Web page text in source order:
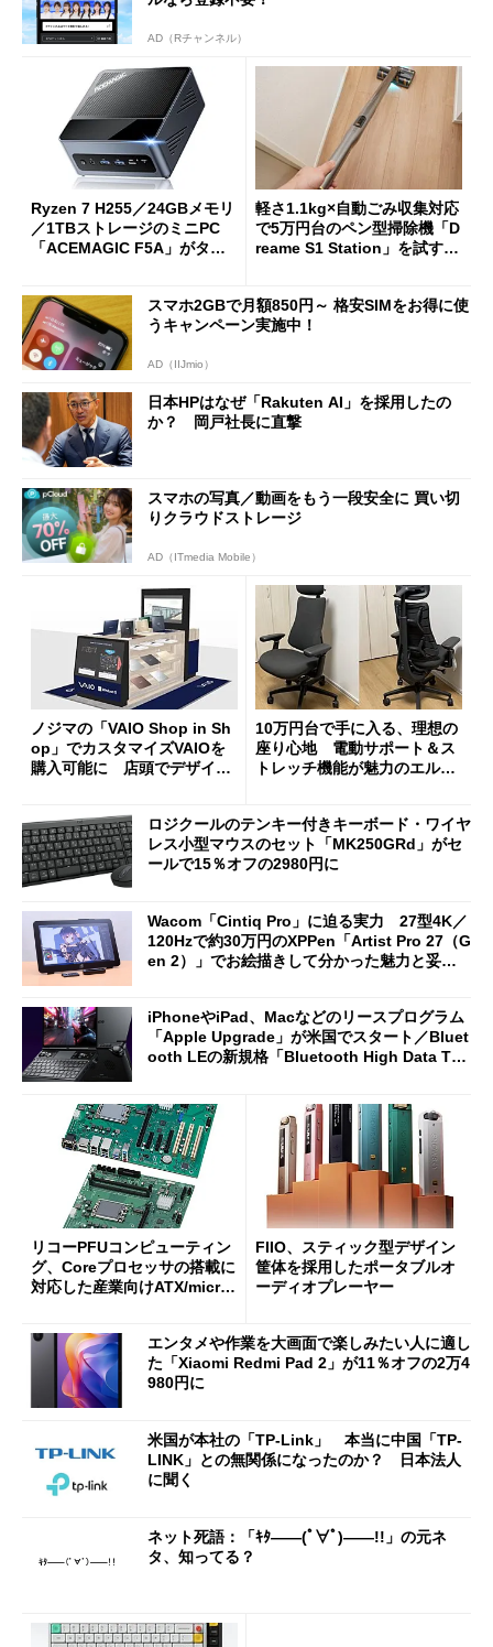
AD（Rチャンネル）
Ryzen 7 H255／24GBメモリ
／1TBストレージのミニPC
「ACEMAGIC F5A」がタイ
軽さ1.1kg×自動ごみ収集対応
で5万円台のペン型掃除機「D
reame S1 Station」を試す
スマホ2GBで月額850円～ 格安SIMをお得に使
うキャンペーン実施中！
AD（IIJmio）
日本HPはなぜ「Rakuten AI」を採用したの
か？ 岡戸社長に直撃
スマホの写真／動画をもう一段安全に 買い切
りクラウドストレージ
AD（ITmedia Mobile）
ノジマの「VAIO Shop in Sh
op」でカスタマイズVAIOを
購入可能に 店頭でデザイン
10万円台で手に入る、理想の
座り心地 電動サポート＆ス
トレッチ機能が魅力のエルゴ
ロジクールのテンキー付きキーボード・ワイヤ
レス小型マウスのセット「MK250GRd」がセ
ールで15％オフの2980円に
Wacom「Cintiq Pro」に迫る実力 27型4K／
120Hzで約30万円のXPPen「Artist Pro 27（G
en 2）」でお絵描きして分かった魅力と妥協
iPhoneやiPad、Macなどのリースプログラム
「Apple Upgrade」が米国でスタート／Bluet
ooth LEの新規格「Bluetooth High Data Thr
リコーPFUコンピューティン
グ、Coreプロセッサの搭載に
対応した産業向けATX/micro
FIIO、スティック型デザイン
筐体を採用したポータブルオ
ーディオプレーヤー
エンタメや作業を大画面で楽しみたい人に適し
た「Xiaomi Redmi Pad 2」が11％オフの2万4
980円に
米国が本社の「TP-Link」 本当に中国「TP-
LINK」との無関係になったのか？ 日本法人
に聞く
ネット死語：「ｷﾀ――(ﾟ∀ﾟ)――!!」の元ネ
タ、知ってる？